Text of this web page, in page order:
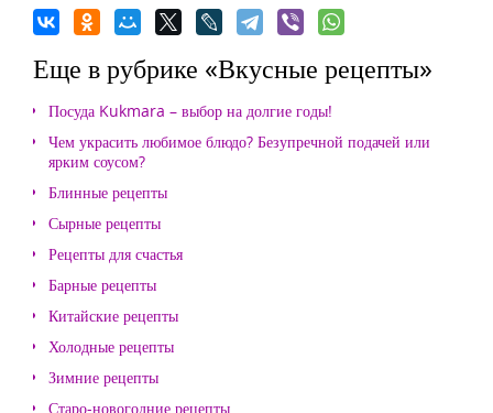
Еще в рубрике «Вкусные рецепты»
Посуда Kukmara – выбор на долгие годы!
Чем украсить любимое блюдо? Безупречной подачей или
ярким соусом?
Блинные рецепты
Сырные рецепты
Рецепты для счастья
Барные рецепты
Китайские рецепты
Холодные рецепты
Зимние рецепты
Старо-новогодние рецепты